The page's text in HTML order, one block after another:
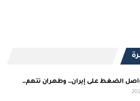
الضغط على إيران… وطهران تتهم…